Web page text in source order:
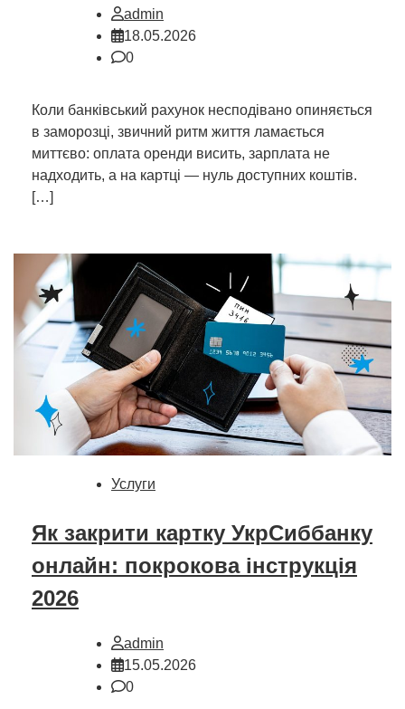
admin
18.05.2026
0
Коли банківський рахунок несподівано опиняється
в заморозці, звичний ритм життя ламається
миттєво: оплата оренди висить, зарплата не
надходить, а на картці — нуль доступних коштів.
[…]
Услуги
Як закрити картку УкрСиббанку
онлайн: покрокова інструкція
2026
admin
15.05.2026
0